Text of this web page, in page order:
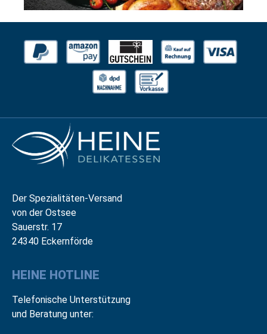
Der Spezialitäten-Versand
von der Ostsee
Sauerstr. 17
24340 Eckernförde
HEINE HOTLINE
Telefonische Unterstützung
und Beratung unter: